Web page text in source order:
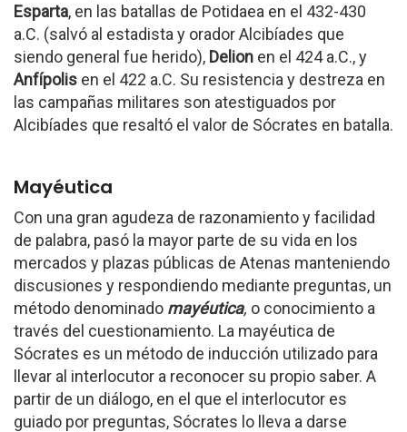
Esparta, en las batallas de Potidaea en el 432-430
a.C. (salvó al estadista y orador Alcibíades que
siendo general fue herido), Delion en el 424 a.C., y
Anfípolis en el 422 a.C. Su resistencia y destreza en
las campañas militares son atestiguados por
Alcibíades que resaltó el valor de Sócrates en batalla.
Mayéutica
Con una gran agudeza de razonamiento y facilidad
de palabra, pasó la mayor parte de su vida en los
mercados y plazas públicas de Atenas manteniendo
discusiones y respondiendo mediante preguntas, un
método denominado mayéutica, o conocimiento a
través del cuestionamiento. La mayéutica de
Sócrates es un método de inducción utilizado para
llevar al interlocutor a reconocer su propio saber. A
partir de un diálogo, en el que el interlocutor es
guiado por preguntas, Sócrates lo lleva a darse